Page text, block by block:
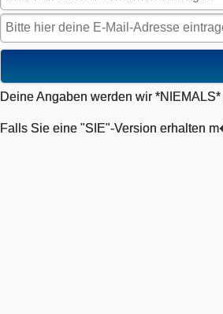
Deine Angaben werden wir
Falls Sie eine "SIE"-Version erhalten